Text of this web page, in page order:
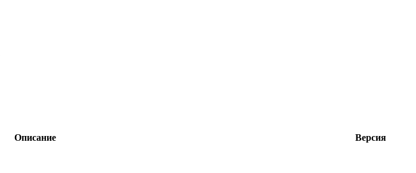
Описание
Версия